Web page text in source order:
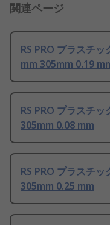
関連ページ
RS PRO プラスチ
mm 305mm 0.19
RS PRO プラスチ
305mm 0.08 mm
RS PRO プラスチ
305mm 0.25 mm